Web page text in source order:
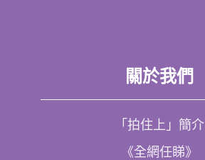
關於我們
「拍住上」簡介
《全網任睇》